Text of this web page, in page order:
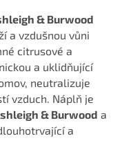
& Burwood
a vzdušnou vůni
citrusové a
a uklidňující
neutralizuje
vzduch. Náplň je
& Burwood a
a